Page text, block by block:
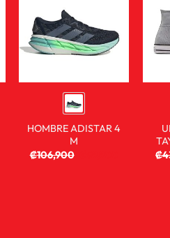
HOMBRE ADISTAR 4
M
₡106,900
₡